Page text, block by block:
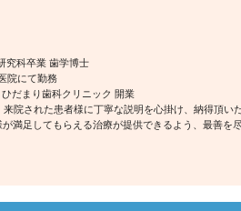
究科卒業 歯学博士
院にて勤務
だまり歯科クリニック 開業
院された患者様に丁寧な説明を心掛け、納得頂い
満足してもらえる治療が提供できるよう、最善を